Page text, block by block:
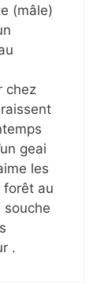
(mâle)
chez
geai
les
forêt au
souche
.